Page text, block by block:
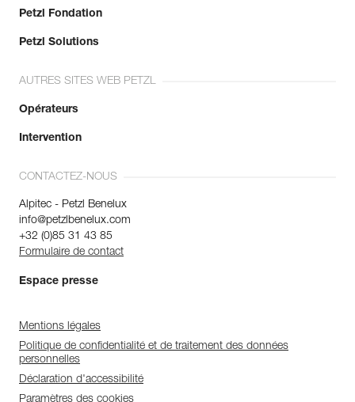
Petzl Fondation
Petzl Solutions
AUTRES SITES WEB PETZL
Opérateurs
Intervention
CONTACTEZ-NOUS
Alpitec - Petzl Benelux
info@petzlbenelux.com
+32 (0)85 31 43 85
Formulaire de contact
Espace presse
Mentions légales
Politique de confidentialité et de traitement des données
personnelles
Déclaration d'accessibilité
Paramètres des cookies